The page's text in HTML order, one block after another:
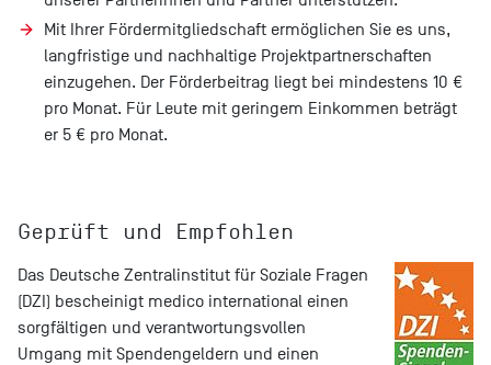
Mit Ihrer Fördermitgliedschaft ermöglichen Sie es uns,
langfristige und nachhaltige Projektpartnerschaften
einzugehen. Der Förderbeitrag liegt bei mindestens 10 €
pro Monat. Für Leute mit geringem Einkommen beträgt
er 5 € pro Monat.
Geprüft und Empfohlen
Das Deutsche Zentralinstitut für Soziale Fragen
(DZI) bescheinigt medico international einen
sorgfältigen und verantwortungsvollen
Umgang mit Spendengeldern und einen